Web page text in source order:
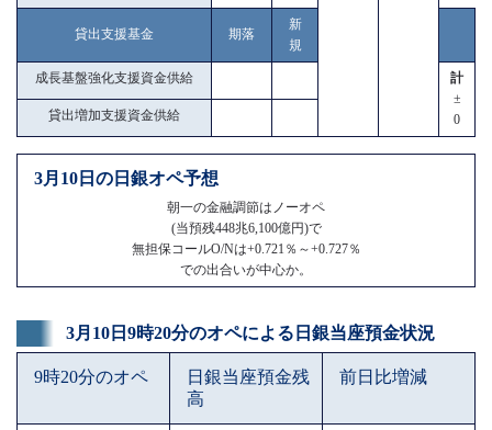
貸出支援基金 期落
新
規
成長基盤強化支援資金供給
計
±
0
貸出増加支援資金供給
3月10日の日銀オペ予想
朝一の金融調節はノーオペ
(当預残448兆6,100億円)で
無担保コールO/Nは+0.721％～+0.727％
での出合いが中心か。
3月10日9時20分のオペによる日銀当座預金状況
9時20分のオペ
日銀当座預金残
高
前日比増減